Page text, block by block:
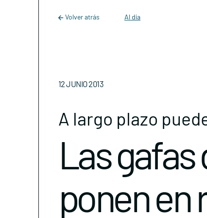
Main Navigation
Volver atrás Al día
12 JUNIO 2013
A largo plazo
Las gafas
ponen en